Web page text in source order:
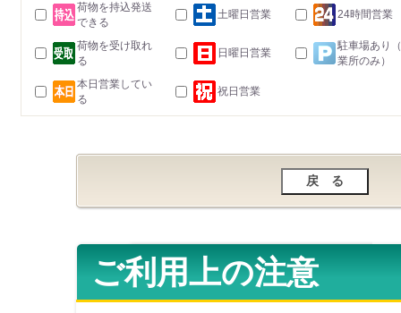
荷物を持込発送
できる
土曜日営業 24時間営業
荷物を受け取れ
る
日曜日営業
駐車場あり
業所のみ）
本日営業してい
る
祝日営業
ご利用上の注意